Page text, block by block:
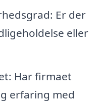
Er der
eller
Har firmaet
erfaring med